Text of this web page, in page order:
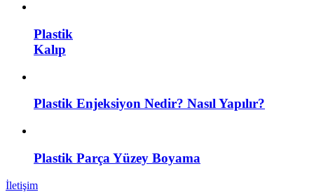
Plastik
Kalıp
Plastik Enjeksiyon Nedir? Nasıl Yapılır?
Plastik Parça Yüzey Boyama
İletişim